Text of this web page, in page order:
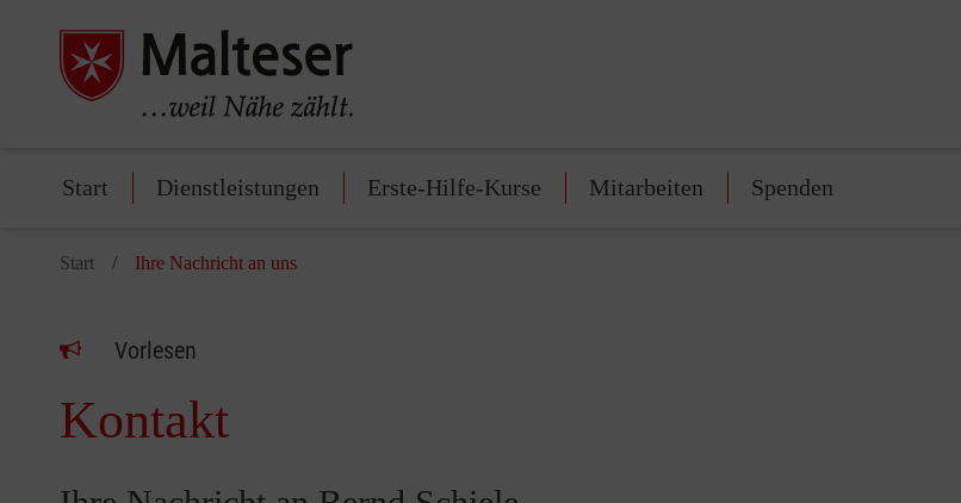
Start Dienstleistungen Erste-Hilfe-Kurse Mitarbeiten Spenden
Start Ihre Nachricht an uns
Vorlesen
Kontakt